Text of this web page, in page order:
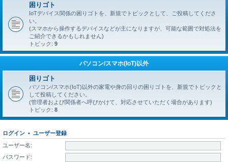
困りゴト
IoTデバイス関係の困りゴトを、新規でトピックとして、ご投稿してくださ
い。
(スマホから操作するデバイスなどが主になりますが、可能な範囲で対処法を
ご紹介できるかもしれません)
トピック: 9
パソコン/スマホ(IoT)以外
困りゴト
パソコン/スマホ(IoT)以外の家電や身の回りの困りゴトを、新規でトピックと
して投稿してください。
(管理者および関係者へ呼びかけて、対応させていただく場合があります)
トピック: 8
ログイン • ユーザー登録
ユーザー名:
パスワード: